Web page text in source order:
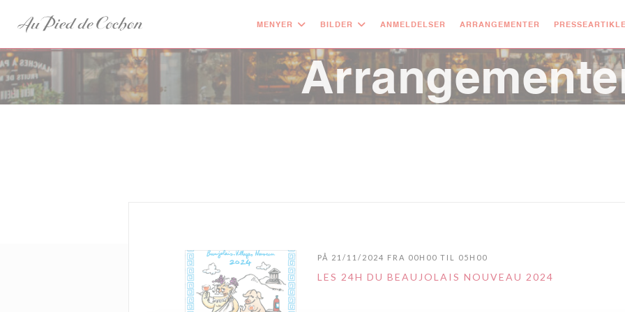
MENYER BILDER ANMELDELSER ARRANGEMENTER
PÅ 21/11/2024 FRA 00H00 TIL 05H00
LES 24H DU BEAUJOLAIS NOUVEAU 2024